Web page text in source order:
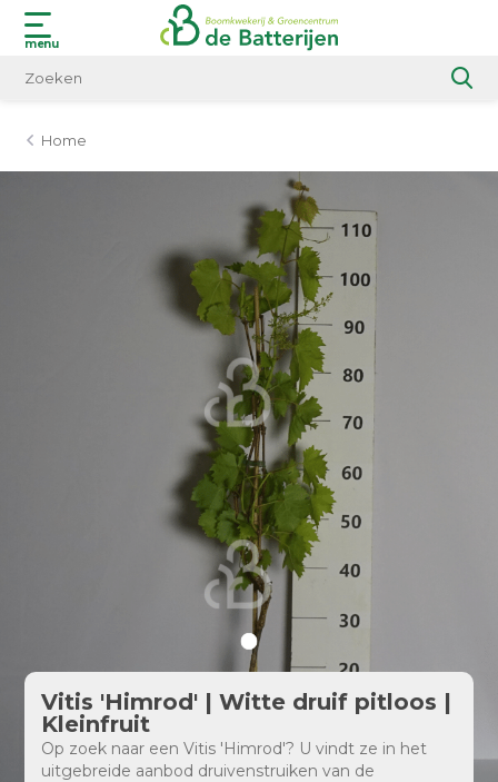
menu
Home
Vitis 'Himrod' | Witte druif pitloos |
Kleinfruit
Op zoek naar een Vitis 'Himrod'? U vindt ze in het
uitgebreide aanbod druivenstruiken van de